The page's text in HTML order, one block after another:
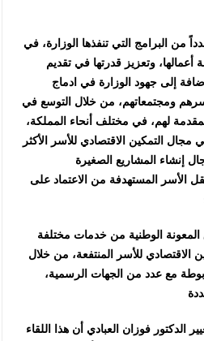
البرامج التي تنفذها الوزارة، في
وتعزيز قدرتها في تقديم
إلى جهود الوزارة في ادماج
ومجتمعاتهم، من خلال التوسع في
لهم، في مختلف أنحاء المملكة،
مجال التمكين الاقتصادي للأسر الأكثر
إنشاء المشاريع الصغيرة
الأسر المستهدفة من الاعتماد على
الوطنية من خدمات مختلفة
الاقتصادي للأسر المنتفعة، من خلال
مع عدد من الجهات الرسمية،
الدكتور فوزان العبادي أن هذا اللقاء